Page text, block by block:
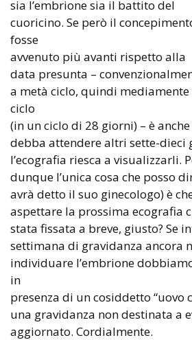
sia l’embrione sia il battito del
cuoricino. Se però il
fosse
avvenuto più avanti rispetto alla
data presunta –
a metà ciclo, quindi mediamente
ciclo
(in un ciclo di 28 giorni) – è
debba attendere altri sette-dieci
l’ecografia riesca a visualizzarli.
dunque l’unica cosa che posso
avrà detto il suo ginecologo) è
aspettare la prossima ecografia
stata fissata a breve, giusto? Se
settimana di gravidanza ancora
individuare l’embrione
in
presenza di un cosiddetto “uovo
una gravidanza non destinata a
aggiornato. Cordialmente.